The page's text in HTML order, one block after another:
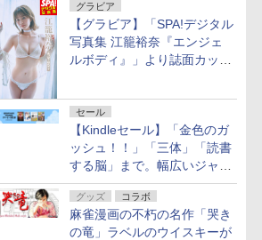
グラビア
【グラビア】「SPA!デジタル
写真集 江籠裕奈『エンジェ
ルボディ』」より誌面カット
セール
【Kindleセール】「金色のガ
ッシュ！！」「三体」「読書
する脳」まで。幅広いジャン
ルの電子書籍が最大65％オ
フ！「Kindle本サマーセー
ル」第2弾が開催中！
グッズ コラボ
麻雀漫画の不朽の名作「哭き
の竜」ラベルのウイスキーが